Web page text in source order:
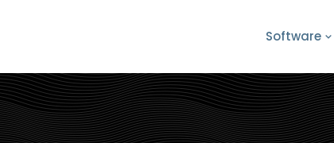
Software